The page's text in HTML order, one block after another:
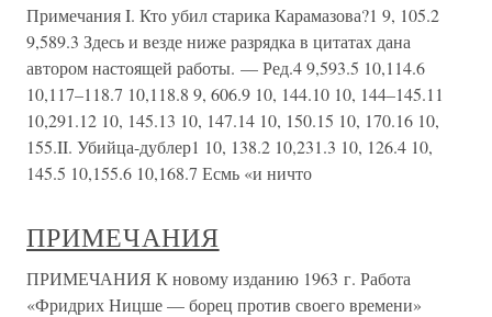
Примечания I. Кто убил старика Карамазова?1 9, 105.2
9,589.3 Здесь и везде ниже разрядка в цитатах дана
автором настоящей работы. — Ред.4 9,593.5 10,114.6
10,117–118.7 10,118.8 9, 606.9 10, 144.10 10, 144–145.11
10,291.12 10, 145.13 10, 147.14 10, 150.15 10, 170.16 10,
155.II. Убийца-дублер1 10, 138.2 10,231.3 10, 126.4 10,
145.5 10,155.6 10,168.7 Есмь «и ничто
ПРИМЕЧАНИЯ
ПРИМЕЧАНИЯ К новому изданию 1963 г. Работа
«Фридрих Ницше — борец против своего времени»